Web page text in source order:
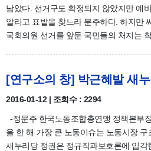
남았다. 선거구도 확정되지 않았지만 예
알리고 표밭을 찾느라 분주하다. 하지만
국회의원 선거를 앞둔 국민들의 처지는
2016-01-12 | 조회수 : 2294
-정문주 한국노동조합총연맹 정책본부
올 한 해 가장 큰 노동이슈는 노동시장
새누리당 정권은 정규직과보호론에 입